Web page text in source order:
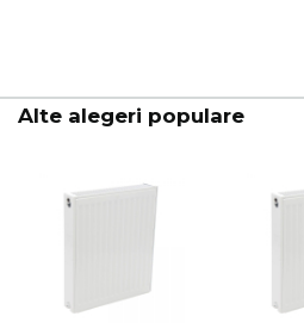
Alte alegeri populare